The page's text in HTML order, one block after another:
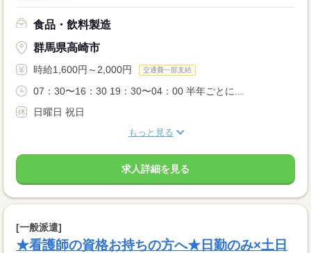
食品・飲料製造
群馬県高崎市
時給1,600円～2,000円 交通費一部支給
07：30〜16：30 19：30〜04：00 半年ごとに...
日曜日 祝日
もっと見る
求人詳細を見る
[一般派遣]
★看護師の資格お持ちの方へ★日勤のみ×土日